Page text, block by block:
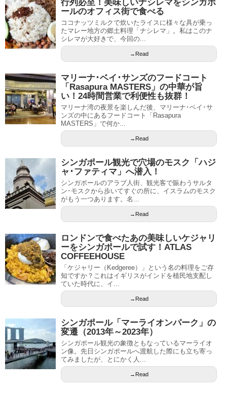
行列必至！美味しいナシレマをシンガポ
ールのオフィス街で食べる
ココナッツミルクで炊いたライスに様々な具が乗っ
たマレー地方の郷土料理「ナシレマ」。私はこのナ
シレマが大好きで、今回の...
→Read
マリーナ･ベイ･サンズのフードコート
「Rasapura MASTERS」の中華が旨
い！24時間営業で利便性も抜群！
マリーナ湾の夜景を楽しんだ後、マリーナ･ベイ･サ
ンズの中にあるフードコート「Rasapura
MASTERS」で何か...
→Read
シンガポール観光で穴場のモスク「ハジ
ャ･ファティマ」へ潜入！
シンガポールのアラブ人街、観光客で賑わうサルタ
ン･モスクから歩いてすぐの所に、イスラムのモスク
がもう一つあります。名...
→Read
ロンドンで食べたあの美味しいケジャリ
ーをシンガポールで試す！ATLAS
COFFEEHOUSE
「ケジャリー（Kedgeree）」という名の料理をご存
知ですか？これはイギリスがインドを植民地支配し
ていた時代に、イ...
→Read
シンガポール「マーライオンパーク」の
変遷（2013年～2023年）
シンガポール観光の象徴ともなっているマーライオ
ン像。先日シンガポールへ渡航した際にも立ち寄っ
てみましたが、とにかく人...
→Read